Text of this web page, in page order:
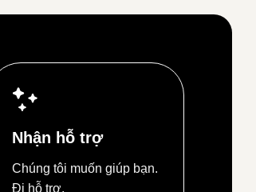
Nhận hỗ trợ
Chúng tôi muốn giúp bạn.
Đi hỗ trợ.